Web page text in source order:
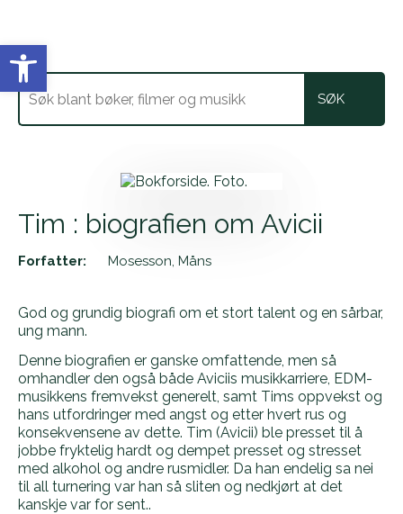
Tim : biografien om Avicii
Forfatter: Mosesson, Måns
God og grundig biografi om et stort talent og en sårbar,
ung mann.
Denne biografien er ganske omfattende, men så
omhandler den også både Aviciis musikkarriere, EDM-
musikkens fremvekst generelt, samt Tims oppvekst og
hans utfordringer med angst og etter hvert rus og
konsekvensene av dette. Tim (Avicii) ble presset til å
jobbe fryktelig hardt og dempet presset og stresset
med alkohol og andre rusmidler. Da han endelig sa nei
til all turnering var han så sliten og nedkjørt at det
kanskje var for sent..
Vis verktøylinjen